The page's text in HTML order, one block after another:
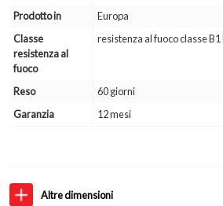
Altre dimensioni
Prodotto in
Europa
Classe
resistenza al
fuoco
resistenza al fuoco classe
Reso
60 giorni
Garanzia
12 mesi